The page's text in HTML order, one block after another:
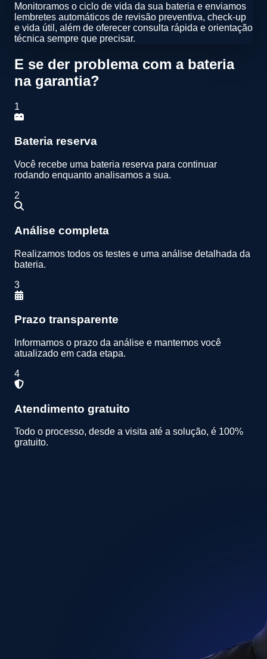
Monitoramos o ciclo de vida da sua bateria e enviamos
lembretes automáticos de revisão preventiva, check-up
e vida útil , além de oferecer consulta rápida e orientação
técnica sempre que precisar.
E se der problema com a bateria
na garantia?
1
Bateria reserva
Você recebe uma bateria reserva para continuar
rodando enquanto analisamos a sua.
2
Análise completa
Realizamos todos os testes e uma análise detalhada da
bateria.
3
Prazo transparente
Informamos o prazo da análise e mantemos você
atualizado em cada etapa.
4
Atendimento gratuito
Todo o processo, desde a visita até a solução, é 100%
gratuito.